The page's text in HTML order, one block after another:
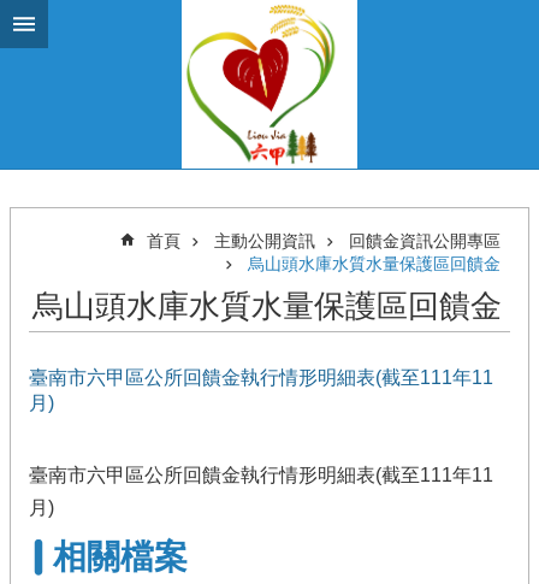
跳到主要內容區塊
首頁 主動公開資訊
回饋金資訊公開專區
烏山頭水庫水質水量保護區回饋金
烏山頭水庫水質水量保護區回饋金
臺南市六甲區公所回饋金執行情形明細表(截至111年11
月)
臺南市六甲區公所回饋金執行情形明細表(截至111年11
月)
相關檔案